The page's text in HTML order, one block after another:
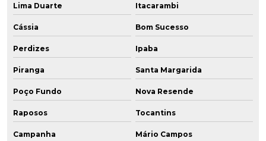
Lima Duarte Itacarambi
Cássia Bom Sucesso
Perdizes Ipaba
Piranga Santa Margarida
Poço Fundo Nova Resende
Raposos Tocantins
Campanha Mário Campos